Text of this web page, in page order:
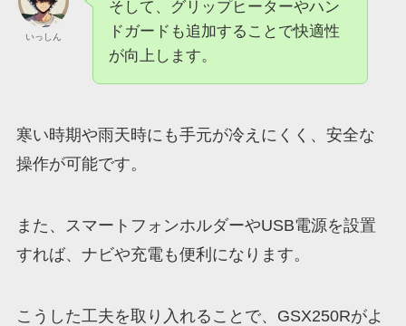
いっしん
そして、グリップヒーターやハン
ドガードも追加することで快適性
が向上します。
寒い時期や雨天時にも手元が冷えにくく、安全な
操作が可能です。
また、スマートフォンホルダーやUSB電源を設置
すれば、ナビや充電も便利になります。
こうした工夫を取り入れることで、GSX250Rがよ